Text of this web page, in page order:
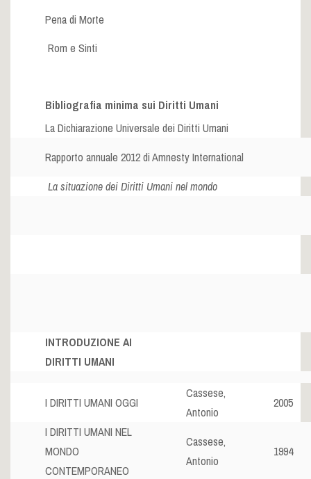
Pena di Morte
Rom e Sinti
Bibliografia minima sui Diritti Umani
La Dichiarazione Universale dei Diritti Umani
Rapporto annuale 2012 di Amnesty International
La situazione dei Diritti Umani nel mondo
INTRODUZIONE AI
DIRITTI UMANI
I DIRITTI UMANI OGGI
Cassese,
Antonio
2005
I DIRITTI UMANI NEL
MONDO
CONTEMPORANEO
Cassese,
Antonio
1994